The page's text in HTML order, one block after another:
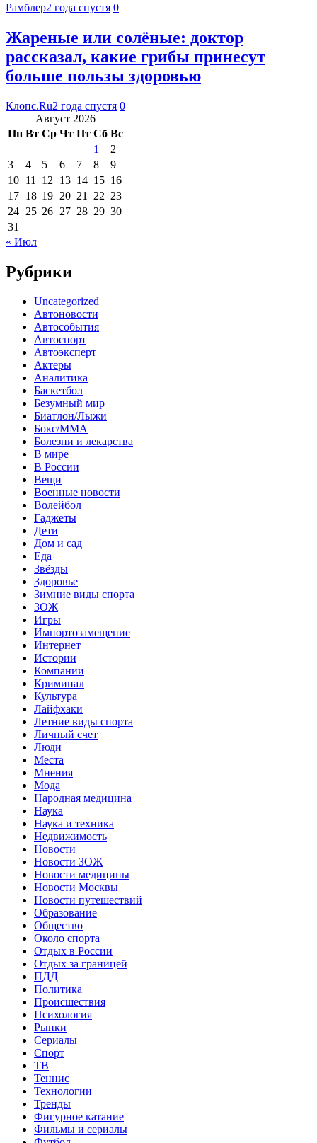
Рамблер2 года спустя 0
Жареные или солёные: доктор
рассказал, какие грибы принесут
больше пользы здоровью
Клопс.Ru2 года спустя 0
Август 2026
Пн Вт Ср Чт Пт Сб Вс
1
2
3
4 5 6 7 8
9
10 11 12 13 14 15 16
17 18 19 20 21 22 23
24 25 26 27 28 29 30
31
« Июл
Рубрики
Uncategorized
Автоновости
Автособытия
Автоспорт
Автоэксперт
Актеры
Аналитика
Баскетбол
Безумный мир
Биатлон/Лыжи
Бокс/MMA
Болезни и лекарства
В мире
В России
Вещи
Военные новости
Волейбол
Гаджеты
Дети
Дом и сад
Еда
Звёзды
Здоровье
Зимние виды спорта
ЗОЖ
Игры
Импортозамещение
Интернет
Истории
Компании
Криминал
Культура
Лайфхаки
Летние виды спорта
Личный счет
Люди
Места
Мнения
Мода
Народная медицина
Наука
Наука и техника
Недвижимость
Новости
Новости ЗОЖ
Новости медицины
Новости Москвы
Новости путешествий
Образование
Общество
Около спорта
Отдых в России
Отдых за границей
ПДД
Политика
Происшествия
Психология
Рынки
Сериалы
Спорт
ТВ
Теннис
Технологии
Тренды
Фигурное катание
Фильмы и сериалы